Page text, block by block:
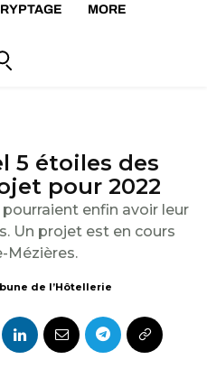
MORE
5 étoiles des
pour 2022
enfin avoir leur
Un projet est en cours
Mézières.
de l’Hôtellerie